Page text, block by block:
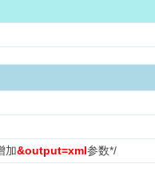
加&output=xml参数*/